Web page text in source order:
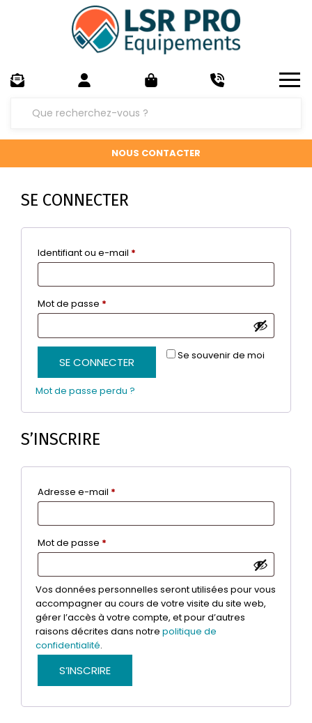
NOUS CONTACTER
SE CONNECTER
Identifiant ou e-mail *
Mot de passe *
Se souvenir de moi
SE CONNECTER
Mot de passe perdu ?
S’INSCRIRE
Adresse e-mail *
Mot de passe *
Vos données personnelles seront utilisées pour vous
accompagner au cours de votre visite du site web,
gérer l’accès à votre compte, et pour d’autres
raisons décrites dans notre politique de
confidentialité.
S’INSCRIRE